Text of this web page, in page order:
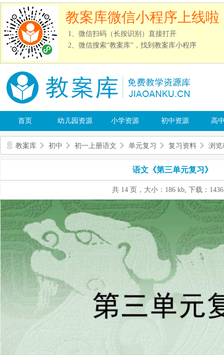
教案库微信小程序上线啦
1、微信扫码（长按识别）直接打开
2、微信搜索“教案库”，找到教案库小程序
首页 幼儿园资源 小学资源 初中资源 高
教案库 初中 初一上册语文 单元复习 复习资料 浏览
语文《第三单元复习》
共 14 页，大小：186 kb, 下载：